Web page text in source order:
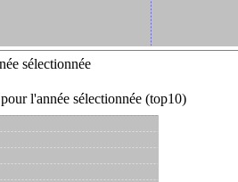
sélectionnée
l'année sélectionnée (top10)